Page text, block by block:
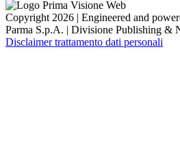
Copyright 2026 | Engineered and
Parma S.p.A. | Divisione Publishing &
Disclaimer trattamento dati personali